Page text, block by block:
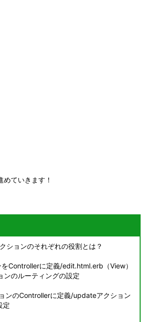
めていきます！
ションのそれぞれの役割とは？
Controllerに定義/edit.html.erb（View）
ンのルーティングの設定
ンのControllerに定義/updateアクション
定